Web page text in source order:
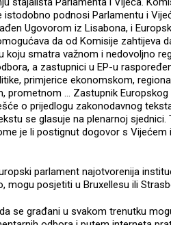
podnosi Parlamentu i
Ugovorom iz Lisabona, i
da od Komisije zahtijeva
koju smatra važnom i nedovoljno
a zastupnici u EP-u
primjerice ekonomskom,
... Zastupnik Europskog
o prijedlogu zakonodavnog
se glasuje na plenarnoj sjednici.
je li postignut dogovor s Vijećem
parlament najotvorenija
mogu posjetiti u Bruxellesu ili
se građani u svakom trenutku